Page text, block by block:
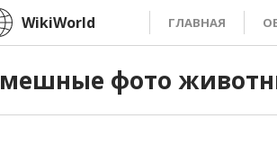
WikiWorld ГЛАВНАЯ
фото